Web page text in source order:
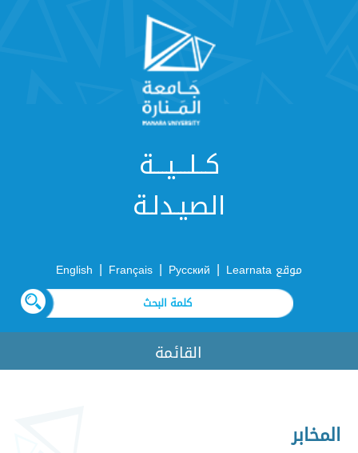
كــلـــيـــة
الصيـدلـة
موقع Learnata |
Русский
|
Français
|
English
القائمة
المخابر